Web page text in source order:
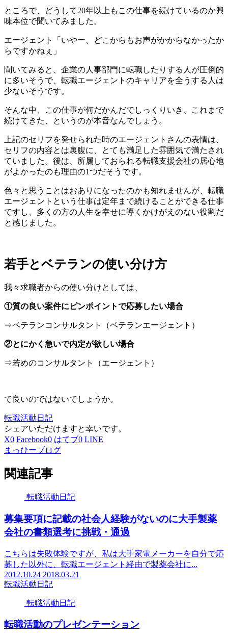
ところで、どうして20年以上もこの仕事を続けているのか興
味本位で聞いてみました。
エージェント「いやー、どこからもお声がかからなかったか
らですかねぇ」
聞いてみると、企業の人事部門に転職したりする人が圧倒的
に多いそうで、転職エージェントのキャリアを全うする人は
少ないそうです。
そんな中、この仕事が何だかんだでしっくりいき、これまで
続けてきた、というのが本音なんでしょう。
上記のセリフを発せられた時のエージェントさんの表情は、
セリフの内容とは裏腹に、とても満足した雰囲気で満たされ
ていました。後は、所属しておられる転職支援会社の居心地
がよかったのも理由の1つだそうです。
色々と思うことはおありになったのかも知れませんが、転職
エージェントという仕事は定年まで続けることができる仕事
ですし、多くの方の人生を幸せに導くかけがえのない役割だ
と感じました。
若手とベテランの使い分け方
我々求職者からの使い分けとしては、
①質の良い案件にピンポイントで応募したい場合
⇒ベテランコンサルタント（ベテランエージェント）
②とにかく急いで内定が欲しい場合
⇒若めのコンサルタント（エージェント）
で良いのではないでしょうか。
転職活動日記
シェアいただけますと幸いです。
X0 Facebook0 はてブ0 LINE
まっひーブログ
関連記事
転職活動日記
募集要項に記載の社会人経験がないのに大手製薬
会社の書類選考に挑戦・通過
こちらは失敗体験ですが、私は大手家電メーカーを自分で応
募した以外に、転職エージェント経由で製薬会社に...
2012.10.24 2018.03.21
転職活動日記
転職活動日記
転職活動のプレゼンテーション